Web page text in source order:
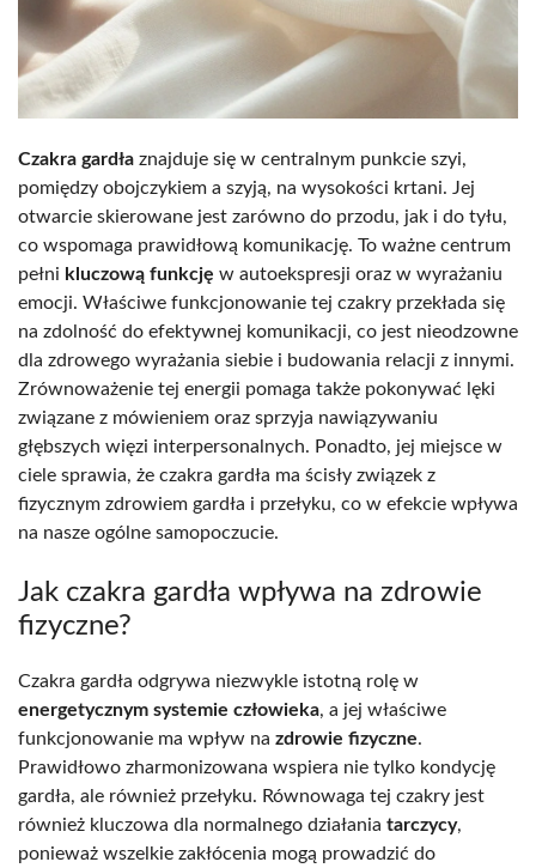
Czakra gardła znajduje się w centralnym punkcie szyi,
pomiędzy obojczykiem a szyją, na wysokości krtani. Jej
otwarcie skierowane jest zarówno do przodu, jak i do tyłu,
co wspomaga prawidłową komunikację. To ważne centrum
pełni kluczową funkcję w autoekspresji oraz w wyrażaniu
emocji. Właściwe funkcjonowanie tej czakry przekłada się
na zdolność do efektywnej komunikacji, co jest nieodzowne
dla zdrowego wyrażania siebie i budowania relacji z innymi.
Zrównoważenie tej energii pomaga także pokonywać lęki
związane z mówieniem oraz sprzyja nawiązywaniu
głębszych więzi interpersonalnych. Ponadto, jej miejsce w
ciele sprawia, że czakra gardła ma ścisły związek z
fizycznym zdrowiem gardła i przełyku, co w efekcie wpływa
na nasze ogólne samopoczucie.
Jak czakra gardła wpływa na zdrowie
fizyczne?
Czakra gardła odgrywa niezwykle istotną rolę w
energetycznym systemie człowieka, a jej właściwe
funkcjonowanie ma wpływ na zdrowie fizyczne.
Prawidłowo zharmonizowana wspiera nie tylko kondycję
gardła, ale również przełyku. Równowaga tej czakry jest
również kluczowa dla normalnego działania tarczycy,
ponieważ wszelkie zakłócenia mogą prowadzić do